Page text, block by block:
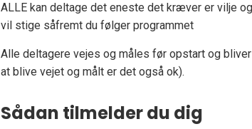
ALLE kan deltage det eneste det kræver er vilje
vil stige såfremt du følger programmet
Alle deltagere vejes og måles før opstart og
at blive vejet og målt er det også ok).
Sådan tilmelder du dig